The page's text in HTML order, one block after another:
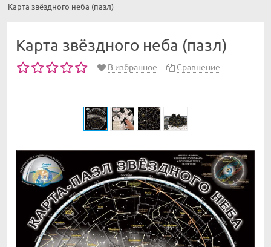
Карта звёздного неба (пазл)
Карта звёздного неба (пазл)
В избранное Сравнение